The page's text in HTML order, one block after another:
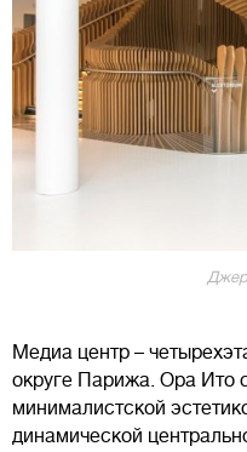
Медиа центр –
округе Парижа. Ора Ито
минималистской
динамической